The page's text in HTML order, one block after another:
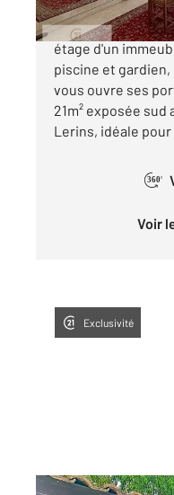
EXCLUSIVITE -
étage d'un
piscine et gardien,
vous ouvre ses
21m² exposée
Lerins, idéale pour
360°
Voir
Exclusivité